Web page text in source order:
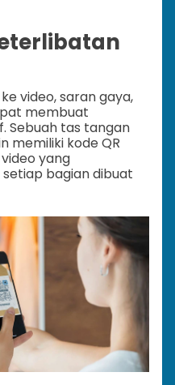
video, saran gaya,
membuat
Sebuah tas tangan
memiliki kode QR
yang
bagian dibuat